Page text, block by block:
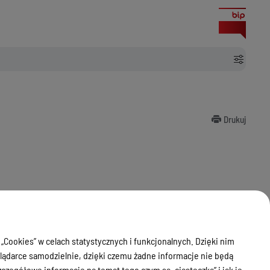
Drukuj
w celach statystycznych i funkcjonalnych. Dzięki nim
samodzielnie, dzięki czemu żadne informacje nie będą